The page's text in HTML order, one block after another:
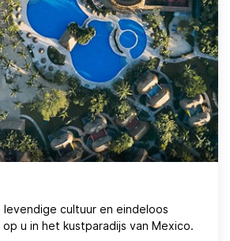
levendige cultuur en eindeloos
u in het kustparadijs van Mexico.